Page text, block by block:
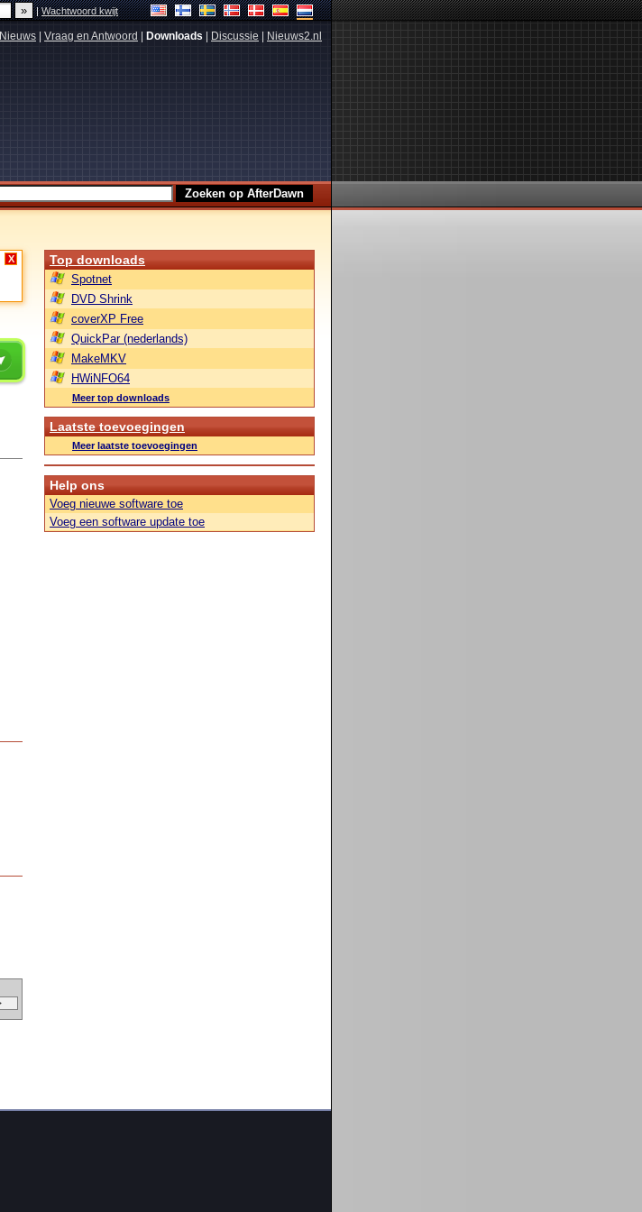
|Wachtwoord kwijt
Nieuws Vraag en Antwoord Downloads Discussie Nieuws2.nl
X Top downloads
Spotnet
DVD Shrink
coverXP Free
QuickPar (nederlands)
MakeMKV
HWiNFO64
Meer top downloads
Laatste toevoegingen
Meer laatste toevoegingen
Help ons
Voeg nieuwe software toe
Voeg een software update toe